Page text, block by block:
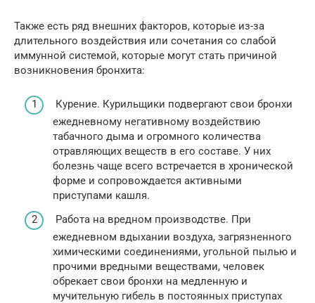
Также есть ряд внешних факторов, которые из-за
длительного воздействия или сочетания со слабой
иммунной системой, которые могут стать причиной
возникновения бронхита:
Курение. Курильщики подвергают свои бронхи
ежедневному негативному воздействию
табачного дыма и огромного количества
отравляющих веществ в его составе. У них
болезнь чаще всего встречается в хронической
форме и сопровождается активными
приступами кашля.
Работа на вредном производстве. При
ежедневном вдыхании воздуха, загрязненного
химическими соединениями, угольной пылью и
прочими вредными веществами, человек
обрекает свои бронхи на медленную и
мучительную гибель в постоянных приступах